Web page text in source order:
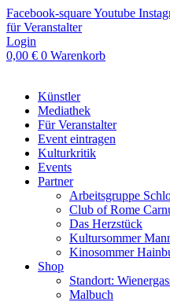
Zum
Inhalt
springen
Facebook-squareYoutube
für Veranstalter
Login
0,00 € 0 Warenkorb
Künstler
Mediathek
Für Veranstalter
Event eintragen
Kulturkritik
Events
Partner
Arbeitsgruppe
Club of Rome
Das Herzstück
Kultursommer
Kinosommer
Shop
Standort:
Malbuch